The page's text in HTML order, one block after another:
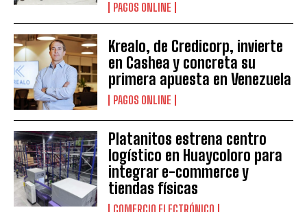
PAGOS ONLINE
Krealo, de Credicorp, invierte
en Cashea y concreta su
primera apuesta en Venezuela
PAGOS ONLINE
Platanitos estrena centro
logístico en Huaycoloro para
integrar e-commerce y
tiendas físicas
COMERCIO ELECTRÓNICO